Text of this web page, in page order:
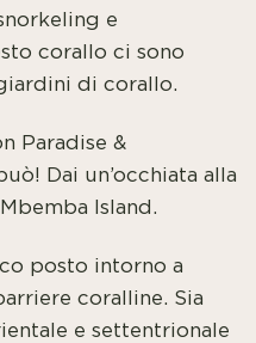
e
corallo ci sono
di corallo.
Paradise &
Dai un’occhiata alla
Island.
posto intorno a
coralline. Sia
e settentrionale